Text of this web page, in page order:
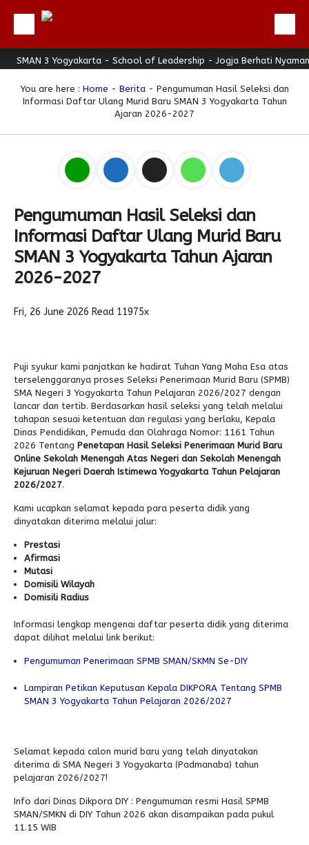
Beranda
Profil
Direktori
Download
Hubungi Kami
Bulletin
Link Referensi
PPDB
3 Yogyakarta - School of Leadership - Jogja Berhati Nyaman
You are here : Home - Berita- Pengumuman Hasil Seleksi dan
Informasi Daftar Ulang Murid Baru SMAN 3 Yogyakarta Tahun
Ajaran 2026-2027
Pengumuman Hasil Seleksi dan
Informasi Daftar Ulang Murid Baru
SMAN 3 Yogyakarta Tahun Ajaran
2026-2027
Fri, 26 June 2026 Read 11975x
Puji syukur kami panjatkan ke hadirat Tuhan Yang Maha Esa atas
terselenggaranya proses Seleksi Penerimaan Murid Baru (SPMB)
SMA Negeri 3 Yogyakarta Tahun Pelajaran 2026/2027 dengan
lancar dan tertib. Berdasarkan hasil seleksi yang telah melalui
tahapan sesuai ketentuan dan regulasi yang berlaku, Kepala
Dinas Pendidikan, Pemuda dan Olahraga Nomor: 1161 Tahun
2026 Tentang Penetapan Hasil Seleksi Penerimaan Murid Baru
Online Sekolah Menengah Atas Negeri dan Sekolah Menengah
Kejuruan Negeri Daerah Istimewa Yogyakarta Tahun Pelajaran
2026/2027.
Kami ucapkan selamat kepada para peserta didik yang
dinyatakan diterima melalui jalur:
Prestasi
Afirmasi
Mutasi
Domisili Wilayah
Domisili Radius
Informasi lengkap mengenai daftar peserta didik yang diterima
dapat dilihat melalui link berikut:
Pengumuman Penerimaan SPMB SMAN/SKMN Se-DIY
Lampiran Petikan Keputusan Kepala DIKPORA Tentang SPMB
SMAN 3 Yogyakarta Tahun Pelajaran 2026/2027
Selamat kepada calon murid baru yang telah dinyatakan
diterima di SMA Negeri 3 Yogyakarta (Padmanaba) tahun
pelajaran 2026/2027!
Info dari Dinas Dikpora DIY : Pengumuman resmi Hasil SPMB
SMAN/SMKN di DIY Tahun 2026 akan disampaikan pada pukul
11.15 WIB